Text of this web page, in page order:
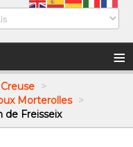
≡
>
Morterolles >
de Freisseix